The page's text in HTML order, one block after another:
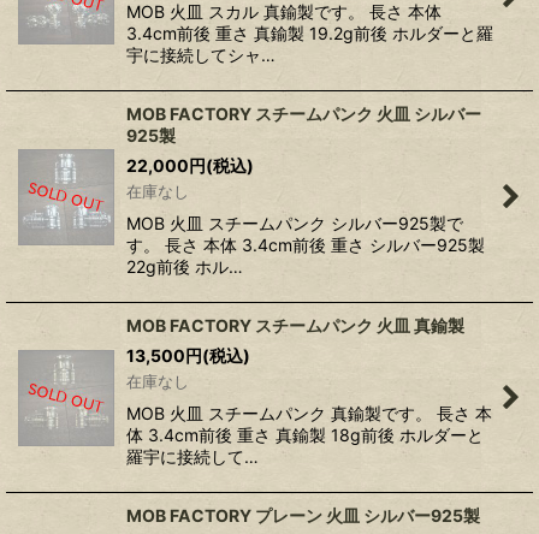
MOB 火皿 スカル 真鍮製です。 長さ 本体
3.4cm前後 重さ 真鍮製 19.2g前後 ホルダーと羅
宇に接続してシャ…
MOB FACTORY スチームパンク 火皿 シルバー
925製
22,000円(税込)
在庫なし
MOB 火皿 スチームパンク シルバー925製で
す。 長さ 本体 3.4cm前後 重さ シルバー925製
22g前後 ホル…
MOB FACTORY スチームパンク 火皿 真鍮製
13,500円(税込)
在庫なし
MOB 火皿 スチームパンク 真鍮製です。 長さ 本
体 3.4cm前後 重さ 真鍮製 18g前後 ホルダーと
羅宇に接続して…
MOB FACTORY プレーン 火皿 シルバー925製